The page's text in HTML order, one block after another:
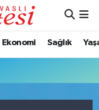
Ekonomi Sağlık